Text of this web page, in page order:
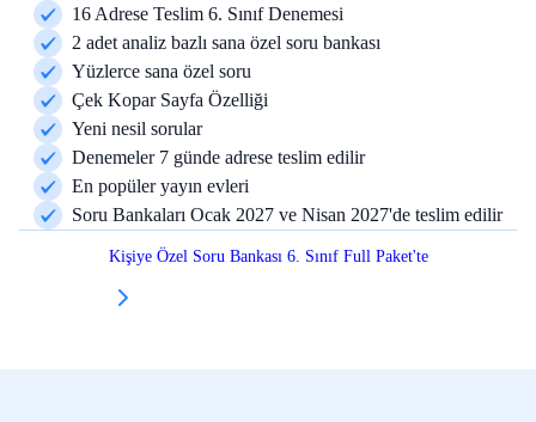
16 Adrese Teslim 6. Sınıf Denemesi
2 adet analiz bazlı sana özel soru bankası
Yüzlerce sana özel soru
Çek Kopar Sayfa Özelliği
Yeni nesil sorular
Denemeler 7 günde adrese teslim edilir
En popüler yayın evleri
Soru Bankaları Ocak 2027 ve Nisan 2027'de teslim edilir
Kişiye Özel Soru Bankası 6. Sınıf Full Paket'te